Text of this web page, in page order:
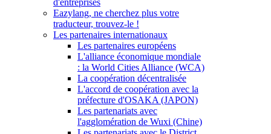
d'entreprises
Eazylang, ne cherchez plus votre
traducteur, trouvez-le !
Les partenaires internationaux
Les partenaires européens
L'alliance économique mondiale
: la World Cities Alliance (WCA)
La coopération décentralisée
L'accord de coopération avec la
préfecture d'OSAKA (JAPON)
Les partenariats avec
l'agglomération de Wuxi (Chine)